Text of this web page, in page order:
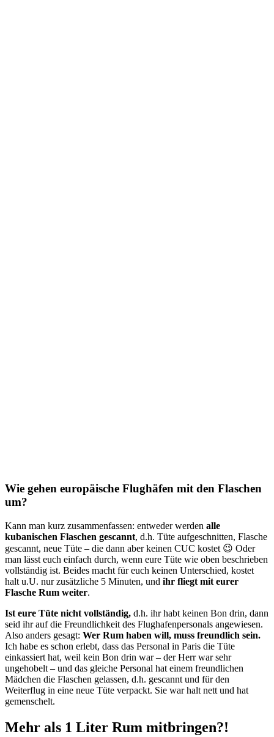
Wie gehen europäische Flughäfen mit den Flaschen
um?
Kann man kurz zusammenfassen: entweder werden alle
kubanischen Flaschen gescannt, d.h. Tüte aufgeschnitten, Flasche
gescannt, neue Tüte – die dann aber keinen CUC kostet 😉 Oder
man lässt euch einfach durch, wenn eure Tüte wie oben beschrieben
vollständig ist. Beides macht für euch keinen Unterschied, kostet
halt u.U. nur zusätzliche 5 Minuten, und ihr fliegt mit eurer
Flasche Rum weiter.
Ist eure Tüte nicht vollständig, d.h. ihr habt keinen Bon drin, dann
seid ihr auf die Freundlichkeit des Flughafenpersonals angewiesen.
Also anders gesagt: Wer Rum haben will, muss freundlich sein.
Ich habe es schon erlebt, dass das Personal in Paris die Tüte
einkassiert hat, weil kein Bon drin war – der Herr war sehr
ungehobelt – und das gleiche Personal hat einem freundlichen
Mädchen die Flaschen gelassen, d.h. gescannt und für den
Weiterflug in eine neue Tüte verpackt. Sie war halt nett und hat
gemenschelt.
Mehr als 1 Liter Rum mitbringen?!